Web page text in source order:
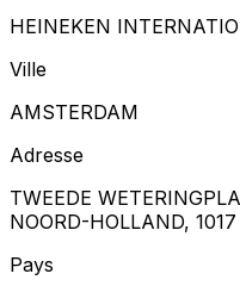
HEINEKEN
Ville
AMSTERDAM
Adresse
TWEEDE
NOORD-HOLLAND,
Pays